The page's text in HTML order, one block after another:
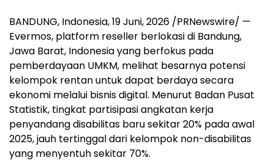
BANDUNG, Indonesia,19 Juni, 2026 /PRNewswire/ —
Evermos, platform reseller berlokasi di Bandung,
Jawa Barat, Indonesia yang berfokus pada
pemberdayaan UMKM, melihat besarnya potensi
kelompok rentan untuk dapat berdaya secara
ekonomi melalui bisnis digital. Menurut Badan Pusat
Statistik, tingkat partisipasi angkatan kerja
penyandang disabilitas baru sekitar 20% pada awal
2025, jauh tertinggal dari kelompok non-disabilitas
yang menyentuh sekitar 70%.